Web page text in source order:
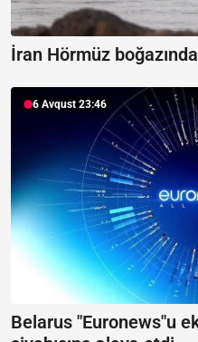
İran Hörmüz
6 Avqust 23:46
Belarus "Euronews"u